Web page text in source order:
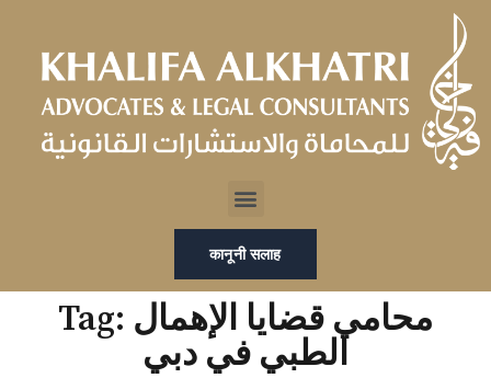
content
Menu
कानूनी सलाह
Tag: محامي قضايا الإهمال
الطبي في دبي